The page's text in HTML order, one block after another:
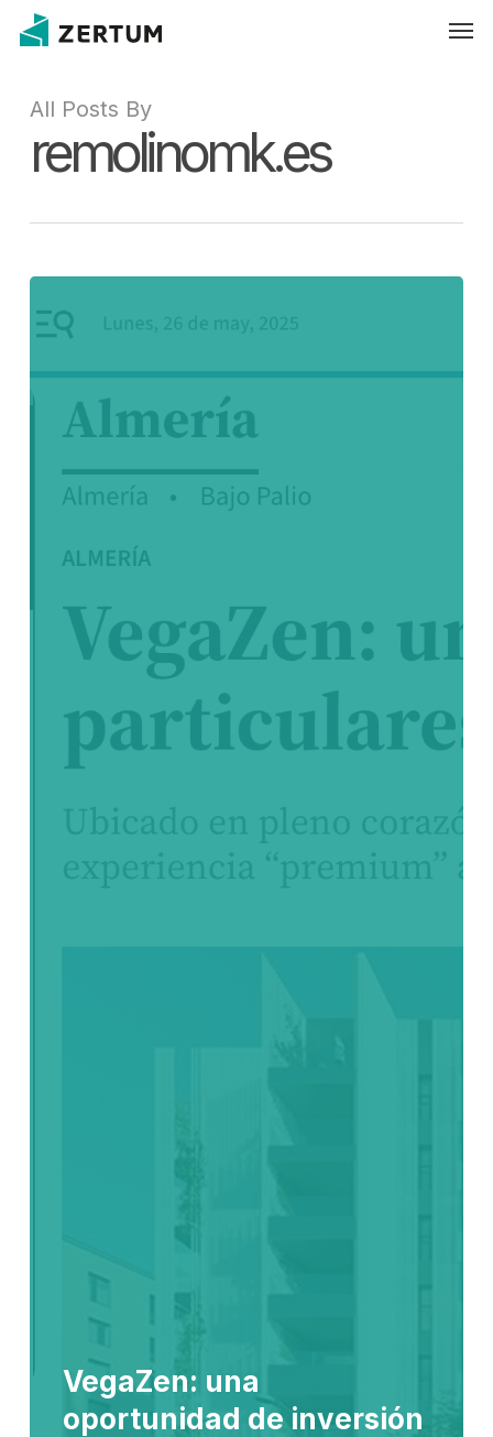
Skip
All Posts By
remolinomk.es
VegaZen: una
oportunidad de inversión